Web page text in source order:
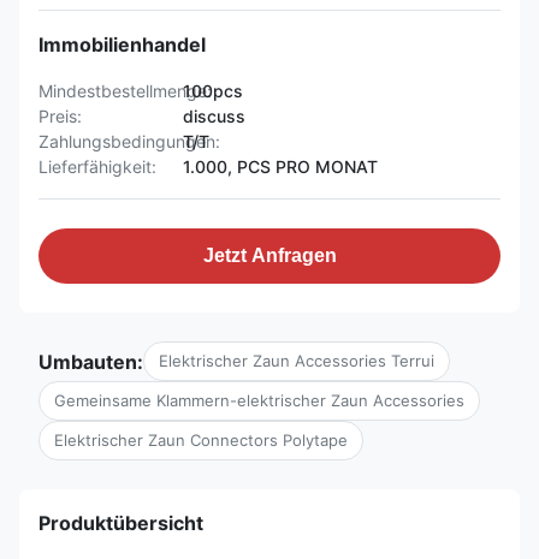
Immobilienhandel
Mindestbestellmenge:100pcs
Preis:
discuss
Zahlungsbedingungen:
T/T
Lieferfähigkeit:
1.000, PCS PRO MONAT
Jetzt Anfragen
Umbauten: Elektrischer Zaun Accessories Terrui
Gemeinsame Klammern-elektrischer Zaun Accessories
Elektrischer Zaun Connectors Polytape
Produktübersicht